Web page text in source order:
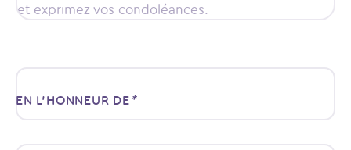
et exprimez vos condoléances.
EN L’HONNEUR DE*